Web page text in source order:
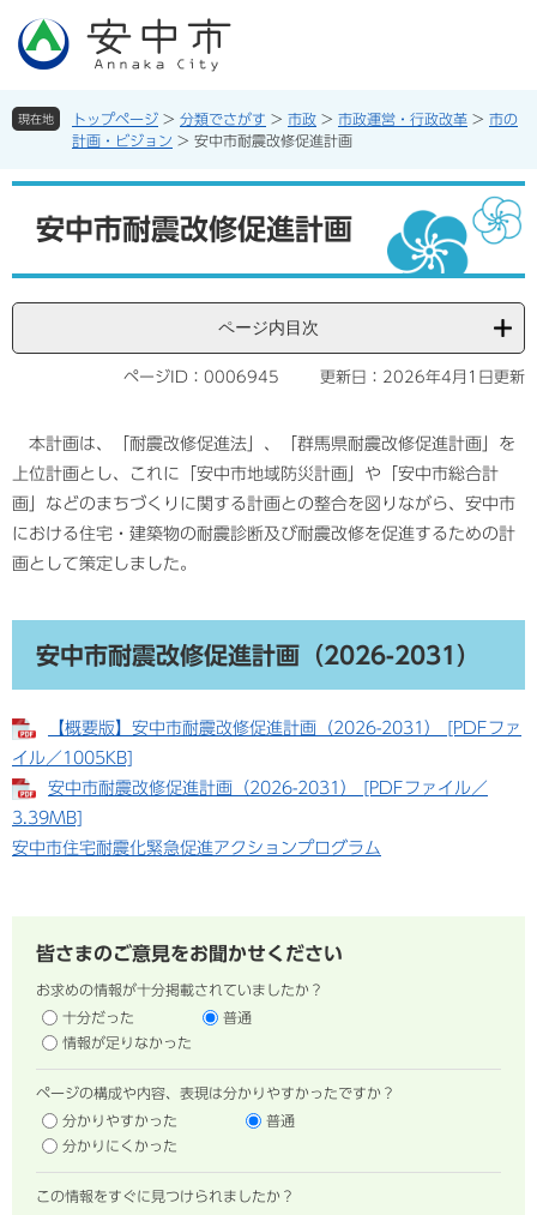
先
す。
を
し
現在地 トップページ > 分類でさがす > 市政 > 市政運営・行政改革 > 市の
計画・ビジョン > 安中市耐震改修促進計画
安中市耐震改修促進計画
ページ内目次
ページID：0006945 更新日：2026年4月1日更新
本計画は、「耐震改修促進法」、「群馬県耐震改修促進計画」を
上位計画とし、これに「安中市地域防災計画」や「安中市総合計
画」などのまちづくりに関する計画との整合を図りながら、安中市
における住宅・建築物の耐震診断及び耐震改修を促進するための計
画として策定しました。
安中市耐震改修促進計画（2026-2031）
【概要版】安中市耐震改修促進計画（2026-2031） [PDFファ
イル／1005KB]
安中市耐震改修促進計画（2026-2031） [PDFファイル／
3.39MB]
安中市住宅耐震化緊急促進アクションプログラム
皆さまのご意見をお聞かせください
お求めの情報が十分掲載されていましたか？
十分だった
普通
情報が足りなかった
ページの構成や内容、表現は分かりやすかったですか？
分かりやすかった
普通
分かりにくかった
この情報をすぐに見つけられましたか？